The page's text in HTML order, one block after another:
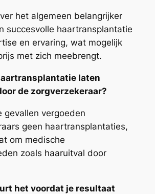
het algemeen belangrijker
succesvolle haartransplantatie
en ervaring, wat mogelijk
met zich meebrengt.
laten
de zorgverzekeraar?
gevallen vergoeden
geen haartransplantaties,
om medische
zoals haaruitval door
het voordat je resultaat